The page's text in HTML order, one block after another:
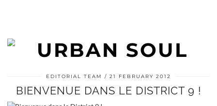
EDITORIAL TEAM 21 FEBRUARY 2012
BIENVENUE DANS LE DISTRICT 9 !